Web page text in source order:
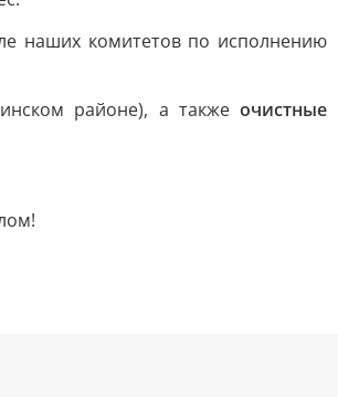
наших комитетов по исполнению
районе), а такжеочистные